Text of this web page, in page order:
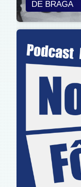
DE BRAGA